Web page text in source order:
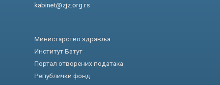
kabinet@zjz.org.rs
Министарство здравља
Институт Батут
Портал отворених података
Републички фонд